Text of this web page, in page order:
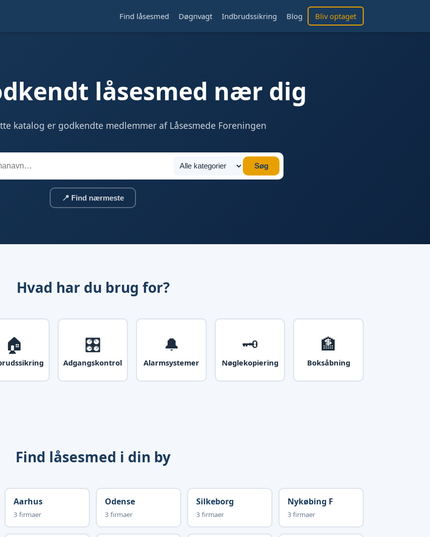
Find låsesmed Døgnvagt Indbrudssikring Blog Bliv optaget
låsesmed nær dig
katalog er godkendte medlemmer af Låsesmede Foreningen
Søg
📍 Find nærmeste
Hvad har du brug for?
🏠 🎛️
Adgangskontrol
🔔
Alarmsystemer
🗝️
Nøglekopiering
🏦
Boksåbning
Find låsesmed i din by
Aarhus
3 firmaer
Odense
3 firmaer
Silkeborg
3 firmaer
Nykøbing F
3 firmaer